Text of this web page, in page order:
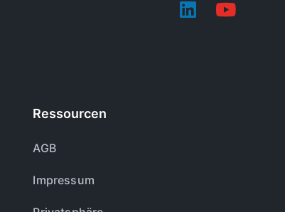
Ressourcen
AGB
Impressum